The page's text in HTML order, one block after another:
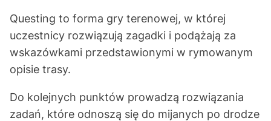
Questing to forma gry terenowej, w której
uczestnicy rozwiązują zagadki i podążają za
wskazówkami przedstawionymi w rymowanym
opisie trasy.
Do kolejnych punktów prowadzą rozwiązania
zadań, które odnoszą się do mijanych po drodze